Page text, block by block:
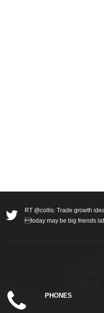
RT @collis: Trade growth
today may be big friends
PHONES